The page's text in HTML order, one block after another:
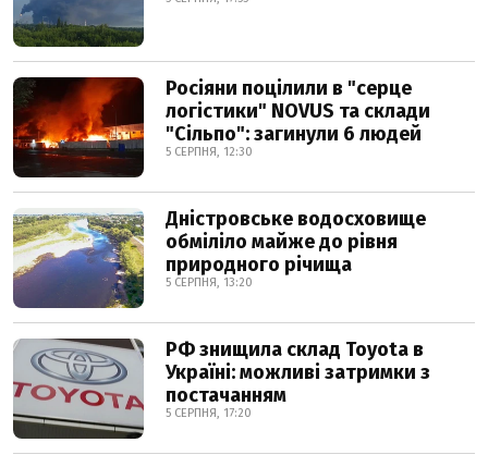
Росіяни поцілили в "серце
логістики" NOVUS та склади
"Сільпо": загинули 6 людей
5 СЕРПНЯ, 12:30
Дністровське водосховище
обміліло майже до рівня
природного річища
5 СЕРПНЯ, 13:20
РФ знищила склад Toyota в
Україні: можливі затримки з
постачанням
5 СЕРПНЯ, 17:20